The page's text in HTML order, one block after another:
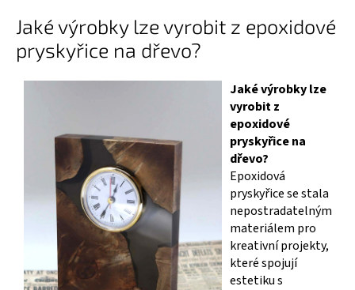
Jaké výrobky lze vyrobit z epoxidové
pryskyřice na dřevo?
Jaké výrobky lze
vyrobit z
epoxidové
pryskyřice na
dřevo?
Epoxidová
pryskyřice se stala
nepostradatelným
materiálem pro
kreativní projekty,
které spojují
estetiku s